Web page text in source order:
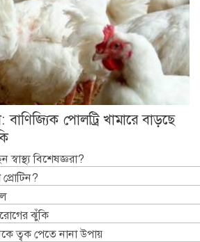
পোলট্রি খামারে বাড়ছে
বিশেষজ্ঞরা?
ঝুঁকি
ত্বক পেতে নানা উপায়